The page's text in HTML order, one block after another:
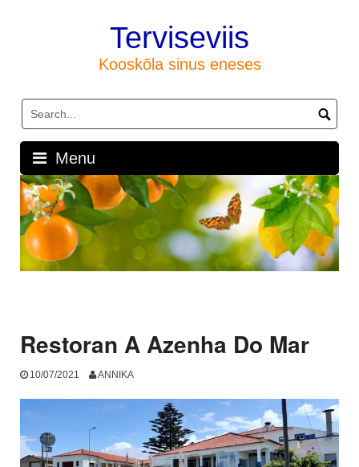
Terviseviis
Kooskõla sinus eneses
Menu
Restoran A Azenha Do Mar
10/07/2021 ANNIKA